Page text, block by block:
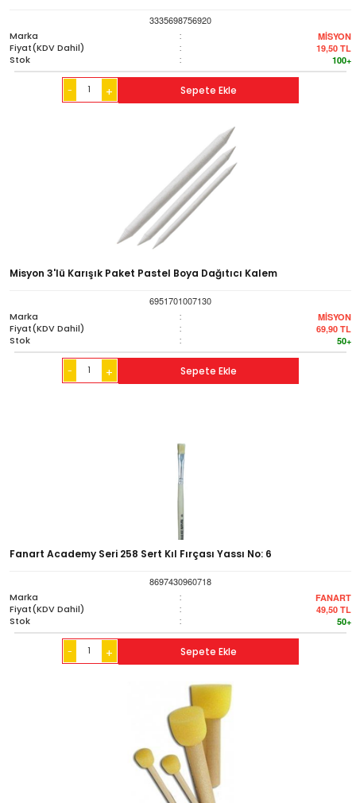
3335698756920
Marka
: MİSYON
Fiyat(KDV Dahil) : 19,50 TL
Stok : 100+
- + Sepete Ekle
Misyon 3'lü Karışık Paket Pastel Boya Dağıtıcı Kalem
6951701007130
Marka
: MİSYON
Fiyat(KDV Dahil) : 69,90 TL
Stok : 50+
- + Sepete Ekle
Fanart Academy Seri 258 Sert Kıl Fırçası Yassı No: 6
8697430960718
Marka
: FANART
Fiyat(KDV Dahil) : 49,50 TL
Stok : 50+
- + Sepete Ekle